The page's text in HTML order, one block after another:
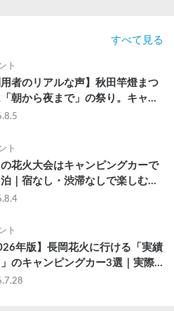
すべて見る
ト
用者のリアルな声】秋田竿燈まつ
「朝から夜まで」の祭り。キャン
カーで行った2組の記録
ト
花火大会はキャンピングカーで
｜宿なし・渋滞なしで楽しむ
年完全ガイド
ト
年版】長岡花火に行ける「実績
のキャンピングカー3選｜実際
したゲストのレビュー付き